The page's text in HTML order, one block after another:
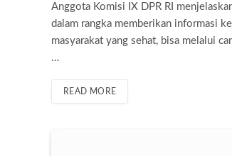
Anggota Komisi IX DPR RI
dalam rangka memberikan informasi
masyarakat yang sehat, bisa melalui
…
READ MORE